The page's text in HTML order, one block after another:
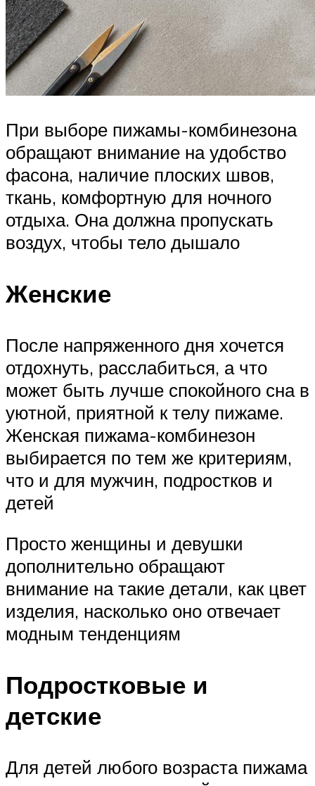
При выборе пижамы-комбинезона
обращают внимание на удобство
фасона, наличие плоских швов,
ткань, комфортную для ночного
отдыха. Она должна пропускать
воздух, чтобы тело дышало
Женские
После напряженного дня хочется
отдохнуть, расслабиться, а что
может быть лучше спокойного сна в
уютной, приятной к телу пижаме.
Женская пижама-комбинезон
выбирается по тем же критериям,
что и для мужчин, подростков и
детей
Просто женщины и девушки
дополнительно обращают
внимание на такие детали, как цвет
изделия, насколько оно отвечает
модным тенденциям
Подростковые и
детские
Для детей любого возраста пижама